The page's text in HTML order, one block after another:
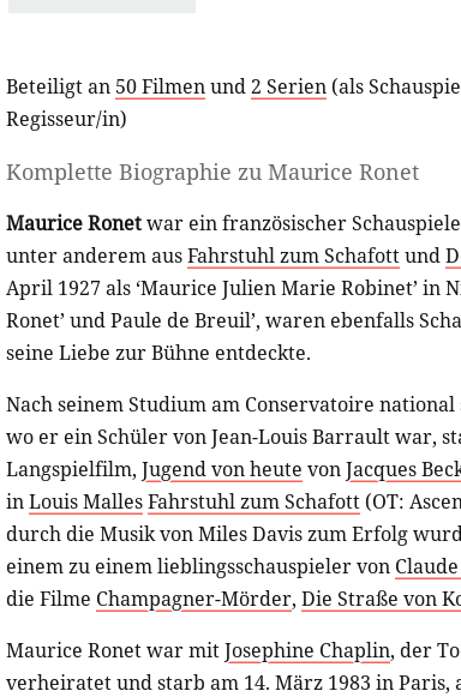
Beteiligt an 50 Filmenund2 Serien (als
Regisseur/in)
Komplette Biographie zu Maurice Ronet
Maurice Ronetwar ein französischer
unter anderem ausFahrstuhl zum Schafottund
April 1927 als ‘Maurice Julien Marie Robinet’ in
Ronet’ und Paule de Breuil’, waren ebenfalls
seine Liebe zur Bühne entdeckte.
Nach seinem Studium am Conservatoire
wo er ein Schüler von Jean-Louis Barrault war,
Langspielfilm, Jugend von heute vonJacques
inLouis MallesFahrstuhl zum Schafott (OT:
durch die Musik von Miles Davis zum Erfolg
einem zu einem lieblingsschauspieler von
die Filme Champagner-Mörder, Die Straße von
Maurice Ronet war mitJosephine Chaplin, der
verheiratet und starb am 14. März 1983 in Paris,